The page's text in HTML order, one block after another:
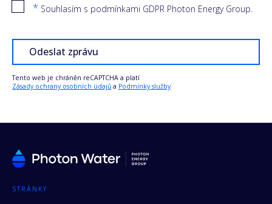
* Souhlasím s podmínkami GDPR Photon Energy Group.
Odeslat zprávu
Tento web je chráněn reCAPTCHA a platí
Zásady ochrany osobních údajů a Podmínky služby
STRÁNKY